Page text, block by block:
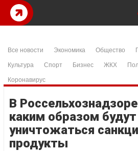
Все новости Экономика Общество
Культура
Спорт Бизнес ЖКХ
Коронавирус
В
каким образом будут
уничтожаться
продукты